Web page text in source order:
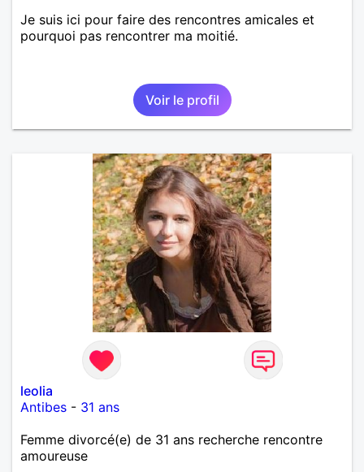
Je suis ici pour faire des rencontres amicales et
pourquoi pas rencontrer ma moitié.
Voir le profil
leolia
Antibes - 31 ans
Femme divorcé(e) de 31 ans recherche rencontre
amoureuse